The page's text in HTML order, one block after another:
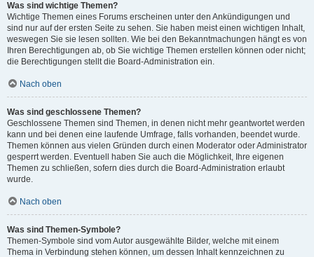
Was sind wichtige Themen?
Wichtige Themen eines Forums erscheinen unter den Ankündigungen und
sind nur auf der ersten Seite zu sehen. Sie haben meist einen wichtigen Inhalt,
weswegen Sie sie lesen sollten. Wie bei den Bekanntmachungen hängt es von
Ihren Berechtigungen ab, ob Sie wichtige Themen erstellen können oder nicht;
die Berechtigungen stellt die Board-Administration ein.
Nach oben
Was sind geschlossene Themen?
Geschlossene Themen sind Themen, in denen nicht mehr geantwortet werden
kann und bei denen eine laufende Umfrage, falls vorhanden, beendet wurde.
Themen können aus vielen Gründen durch einen Moderator oder Administrator
gesperrt werden. Eventuell haben Sie auch die Möglichkeit, Ihre eigenen
Themen zu schließen, sofern dies durch die Board-Administration erlaubt
wurde.
Nach oben
Was sind Themen-Symbole?
Themen-Symbole sind vom Autor ausgewählte Bilder, welche mit einem
Thema in Verbindung stehen können, um dessen Inhalt kennzeichnen zu